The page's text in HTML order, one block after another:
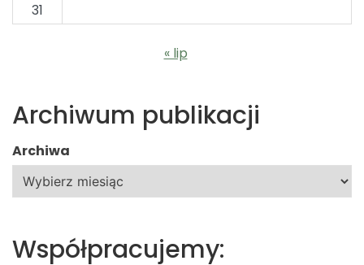
31
« lip
Archiwum publikacji
Archiwa
Współpracujemy: